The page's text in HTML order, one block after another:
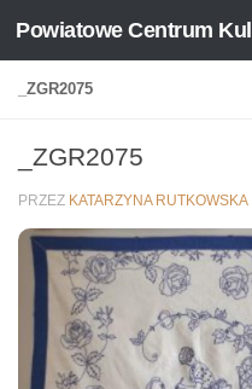
Skip to content
Powiatowe Centrum
_ZGR2075
_ZGR2075
PRZEZ KATARZYNA RUTKOWSKA